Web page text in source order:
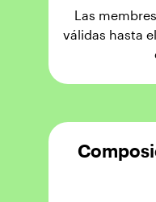
Las
válidas hasta